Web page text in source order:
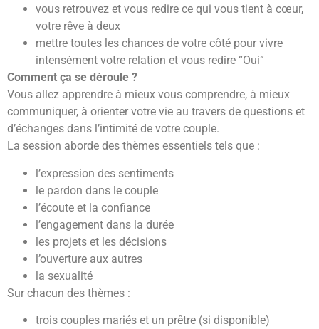
vous retrouvez et vous redire ce qui vous tient à cœur,
votre rêve à deux
mettre toutes les chances de votre côté pour vivre
intensément votre relation et vous redire “Oui”
Comment ça se déroule ?
Vous allez apprendre à mieux vous comprendre, à mieux
communiquer, à orienter votre vie au travers de questions et
d’échanges dans l’intimité de votre couple.
La session aborde des thèmes essentiels tels que :
l’expression des sentiments
le pardon dans le couple
l’écoute et la confiance
l’engagement dans la durée
les projets et les décisions
l’ouverture aux autres
la sexualité
Sur chacun des thèmes :
trois couples mariés et un prêtre (si disponible)